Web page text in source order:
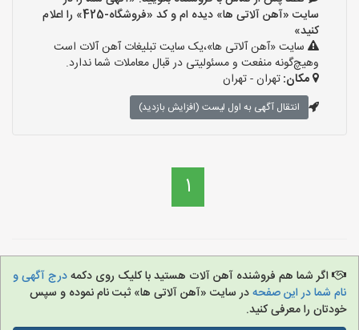
سایت «آهن آلاتی ها» دیده ام و کد «فروشگاه-425» را اعلام
کنید»
سایت «آهن آلاتی ها»،یک سایت تبلیغات آهن آلات است
وهیچ‌گونه منفعت و مسئولیتی در قبال معاملات شما ندارد.
مکان:تهران - تهران
انتقال آگهی به اول لیست (افزایش بازدید)
1
اگر شما هم فروشنده آهن آلات هستید با کلیک روی دکمهدرج آگهی و
نام شما در این صفحهدر سایت «آهن آلاتی ها» ثبت نام نموده و سپس
خودتان را معرفی کنید.